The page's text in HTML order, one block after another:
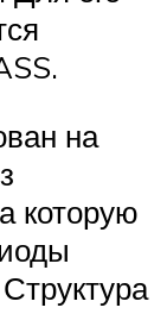
на
которую